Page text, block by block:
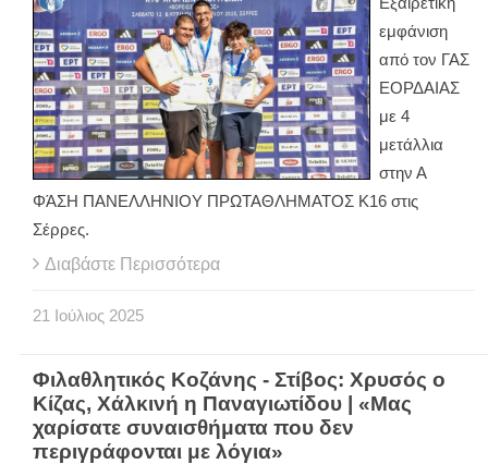
εμφάνιση
από τον ΓΑΣ
ΕΟΡΔΑΙΑΣ
με 4
μετάλλια
στην Α
ΦΆΣΗ ΠΑΝΕΛΛΗΝΙΟΥ ΠΡΩΤΑΘΛΗΜΑΤΟΣ Κ16 στις
Σέρρες.
Διαβάστε Περισσότερα
21 Ιούλιος 2025
Φιλαθλητικός Κοζάνης - Στίβος: Χρυσός ο
Κίζας, Χάλκινή η Παναγιωτίδου | «Μας
χαρίσατε συναισθήματα που δεν
περιγράφονται με λόγια»